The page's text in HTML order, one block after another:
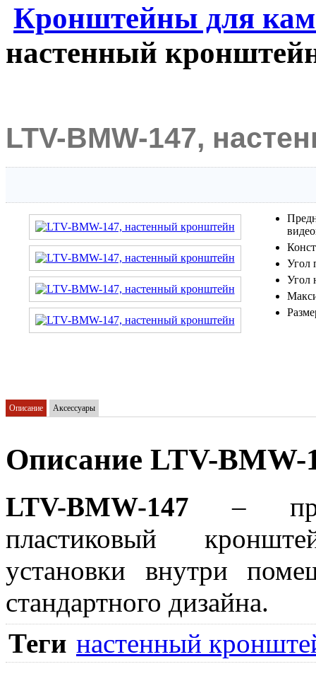
Кронштейны для
настенный
LTV-BMW-147,
Угол
Угол
Описание Аксессуары
Описание LTV-
LTV-BMW-147 –
пластиковый
установки внутри
стандартного дизайна.
Теги настенный